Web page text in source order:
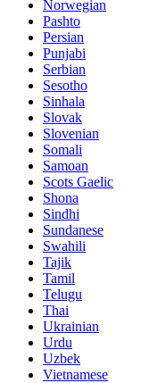
Norwegian
Pashto
Persian
Punjabi
Serbian
Sesotho
Sinhala
Slovak
Slovenian
Somali
Samoan
Scots Gaelic
Shona
Sindhi
Sundanese
Swahili
Tajik
Tamil
Telugu
Thai
Ukrainian
Urdu
Uzbek
Vietnamese